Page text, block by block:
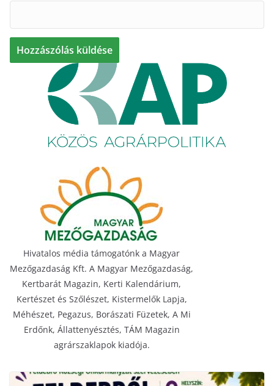
Hivatalos média támogatónk a Magyar
Mezőgazdaság Kft. A Magyar Mezőgazdaság,
Kertbarát Magazin, Kerti Kalendárium,
Kertészet és Szőlészet, Kistermelők Lapja,
Méhészet, Pegazus, Borászati Füzetek, A Mi
Erdőnk, Állattenyésztés, TÁM Magazin
agrárszaklapok kiadója.